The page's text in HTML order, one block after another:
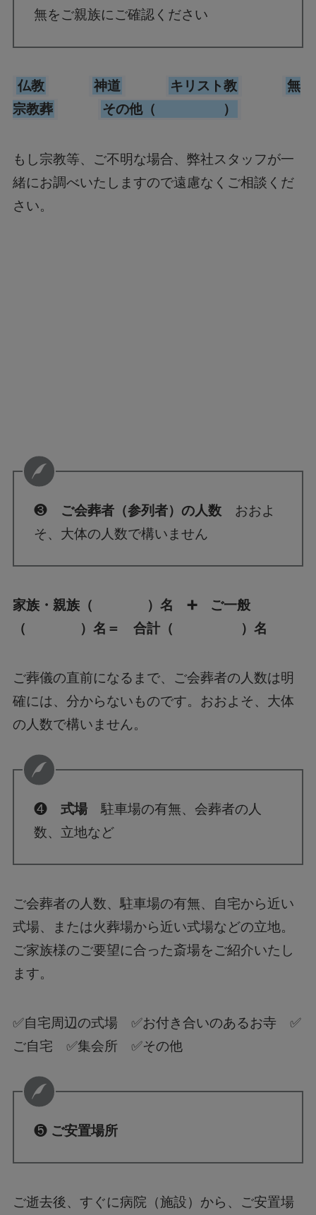
無をご親族にご確認ください
仏教 神道 キリスト教
無
宗教葬
その他（ ）
もし宗教等、ご不明な場合、弊社スタッフが一
緒にお調べいたしますので遠慮なくご相談くだ
さい。
❸ ご会葬者（参列者）の人数 おおよ
そ、大体の人数で構いません
家族・親族（ ）名 ➕ ご一般
（ ）名＝ 合計（ ）名
ご葬儀の直前になるまで、ご会葬者の人数は明
確には、分からないものです。おおよそ、大体
の人数で構いません。
❹式場 駐車場の有無、会葬者の人
数、立地など
ご会葬者の人数、駐車場の有無、自宅から近い
式場、または火葬場から近い式場などの立地。
ご家族様のご要望に合った斎場をご紹介いたし
ます。
✅自宅周辺の式場 ✅お付き合いのあるお寺 ✅
ご自宅 ✅集会所 ✅その他
❺ ご安置場所
ご逝去後、すぐに病院（施設）から、ご安置場